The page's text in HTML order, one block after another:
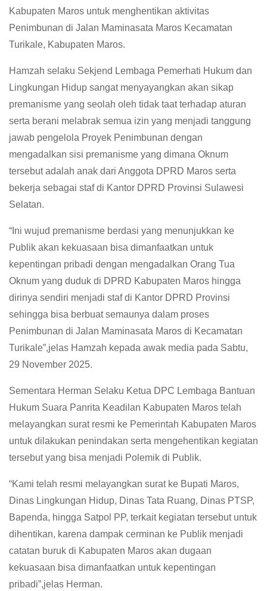
Kabupaten Maros untuk menghentikan aktivitas
Penimbunan di Jalan Maminasata Maros Kecamatan
Turikale, Kabupaten Maros.
Hamzah selaku Sekjend Lembaga Pemerhati Hukum dan
Lingkungan Hidup sangat menyayangkan akan sikap
premanisme yang seolah oleh tidak taat terhadap aturan
serta berani melabrak semua izin yang menjadi tanggung
jawab pengelola Proyek Penimbunan dengan
mengadalkan sisi premanisme yang dimana Oknum
tersebut adalah anak dari Anggota DPRD Maros serta
bekerja sebagai staf di Kantor DPRD Provinsi Sulawesi
Selatan.
“Ini wujud premanisme berdasi yang menunjukkan ke
Publik akan kekuasaan bisa dimanfaatkan untuk
kepentingan pribadi dengan mengadalkan Orang Tua
Oknum yang duduk di DPRD Kabupaten Maros hingga
dirinya sendiri menjadi staf di Kantor DPRD Provinsi
sehingga bisa berbuat semaunya dalam proses
Penimbunan di Jalan Maminasata Maros di Kecamatan
Turikale”,jelas Hamzah kepada awak media pada Sabtu,
29 November 2025.
Sementara Herman Selaku Ketua DPC Lembaga Bantuan
Hukum Suara Panrita Keadilan Kabupaten Maros telah
melayangkan surat resmi ke Pemerintah Kabupaten Maros
untuk dilakukan penindakan serta mengehentikan kegiatan
tersebut yang bisa menjadi Polemik di Publik.
“Kami telah resmi melayangkan surat ke Bupati Maros,
Dinas Lingkungan Hidup, Dinas Tata Ruang, Dinas PTSP,
Bapenda, hingga Satpol PP, terkait kegiatan tersebut untuk
dihentikan, karena dampak cerminan ke Publik menjadi
catatan buruk di Kabupaten Maros akan dugaan
kekuasaan bisa dimanfaatkan untuk kepentingan
pribadi”,jelas Herman.